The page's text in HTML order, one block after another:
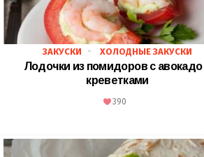
ЗАКУСКИ ХОЛОДНЫЕ ЗАКУСКИ
Лодочки из помидоров с авокадо
креветками
390